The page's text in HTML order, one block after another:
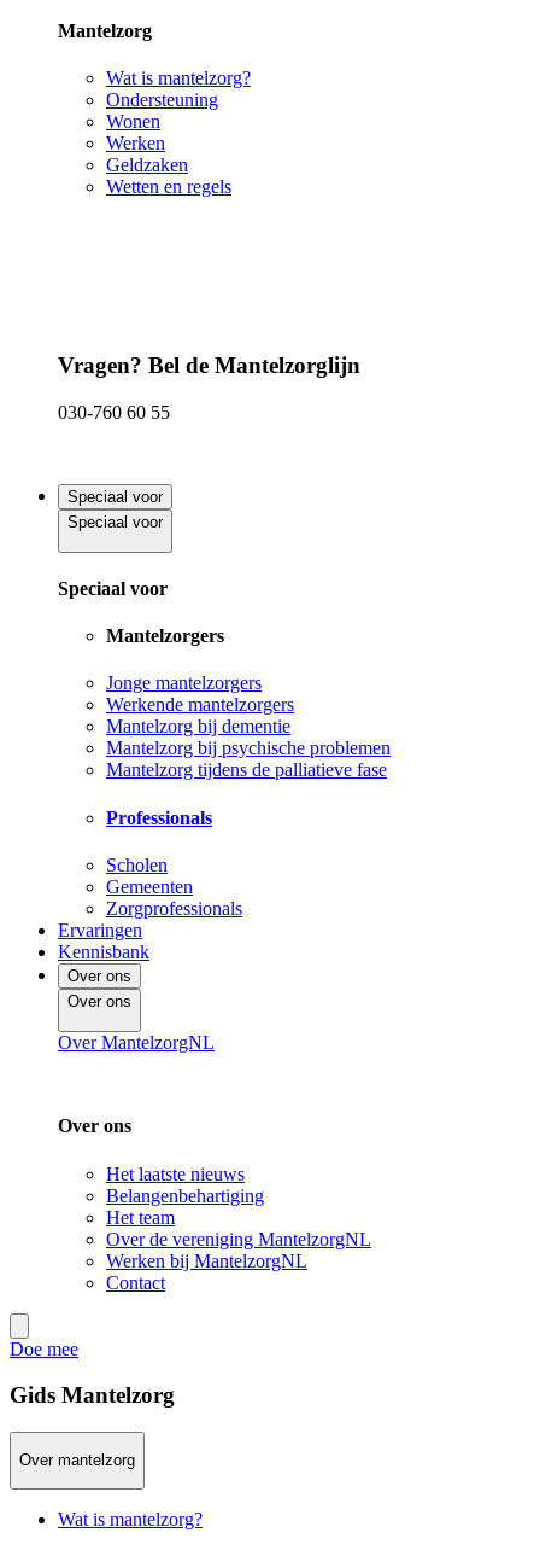
Mantelzorg
Wat is mantelzorg?
Ondersteuning
Wonen
Werken
Geldzaken
Wetten en regels
Vragen? Bel de Mantelzorglijn
030-760 60 55
Speciaal voor
Speciaal voor
Speciaal voor
Mantelzorgers
Jonge mantelzorgers
Werkende mantelzorgers
Mantelzorg bij dementie
Mantelzorg bij psychische problemen
Mantelzorg tijdens de palliatieve fase
Professionals
Scholen
Gemeenten
Zorgprofessionals
Ervaringen
Kennisbank
Over ons
Over ons
Over MantelzorgNL
Over ons
Het laatste nieuws
Belangenbehartiging
Het team
Over de vereniging MantelzorgNL
Werken bij MantelzorgNL
Contact
Doe mee
Gids Mantelzorg
Over mantelzorg
Wat is mantelzorg?